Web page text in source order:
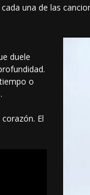
una de las
duele
o
El